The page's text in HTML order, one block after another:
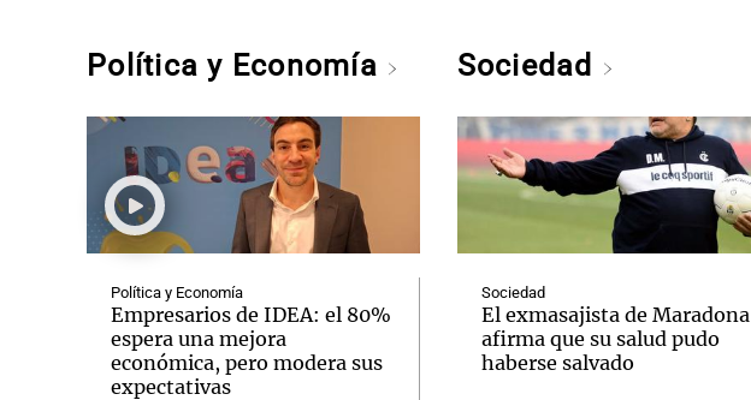
Política y Economía
Política y Economía
Empresarios de IDEA: el 80%
espera una mejora
económica, pero modera sus
expectativas
Sociedad
Sociedad
El exmasajista de Maradona
afirma que su salud pudo
haberse salvado